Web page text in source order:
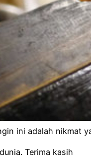
ini adalah nikmat
Terima kasih